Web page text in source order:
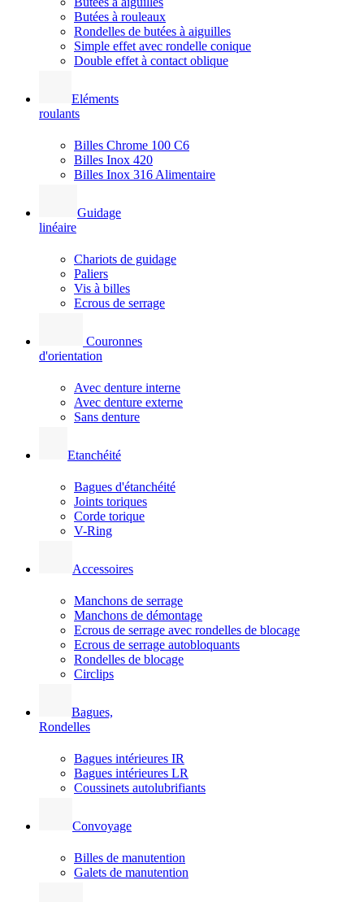
Butées à rouleaux
Rondelles de butées à aiguilles
Simple effet avec rondelle conique
Double effet à contact oblique
Eléments
roulants
Billes Chrome 100 C6
Billes Inox 420
Billes Inox 316 Alimentaire
Guidage
linéaire
Chariots de guidage
Paliers
Vis à billes
Ecrous de serrage
Couronnes
d'orientation
Avec denture interne
Avec denture externe
Sans denture
Etanchéité
Bagues d'étanchéité
Joints toriques
Corde torique
V-Ring
Accessoires
Manchons de serrage
Manchons de démontage
Ecrous de serrage avec rondelles de blocage
Ecrous de serrage autobloquants
Rondelles de blocage
Circlips
Bagues,
Rondelles
Bagues intérieures IR
Bagues intérieures LR
Coussinets autolubrifiants
Convoyage
Billes de manutention
Galets de manutention